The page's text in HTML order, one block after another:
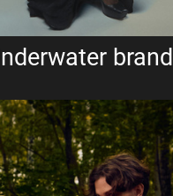
brand